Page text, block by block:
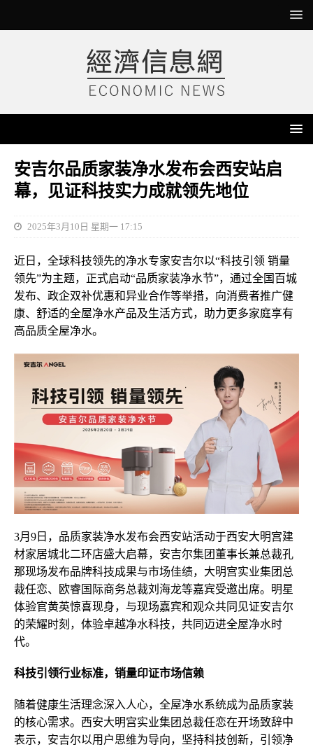
安吉尔品质家装净水发布会西安站启
幕，见证科技实力成就领先地位
2025年3月10日 星期一 17:15
近日，全球科技领先的净水专家安吉尔以“科技引领 销量
领先”为主题，正式启动“品质家装净水节”，通过全国百城
发布、政企双补优惠和异业合作等举措，向消费者推广健
康、舒适的全屋净水产品及生活方式，助力更多家庭享有
高品质全屋净水。
3月9日，品质家装净水发布会西安站活动于西安大明宫建
材家居城北二环店盛大启幕，安吉尔集团董事长兼总裁孔
那现场发布品牌科技成果与市场佳绩，大明宫实业集团总
裁任恋、欧睿国际商务总裁刘海龙等嘉宾受邀出席。明星
体验官黄英惊喜现身，与现场嘉宾和观众共同见证安吉尔
的荣耀时刻，体验卓越净水科技，共同迈进全屋净水时
代。
科技引领行业标准，销量印证市场信赖
随着健康生活理念深入人心，全屋净水系统成为品质家装
的核心需求。西安大明宫实业集团总裁任恋在开场致辞中
表示，安吉尔以用户思维为导向，坚持科技创新，引领净